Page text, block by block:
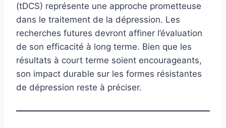
(tDCS) représente une approche prometteuse
dans le traitement de la dépression. Les
recherches futures devront affiner l’évaluation
de son efficacité à long terme. Bien que les
résultats à court terme soient encourageants,
son impact durable sur les formes résistantes
de dépression reste à préciser.